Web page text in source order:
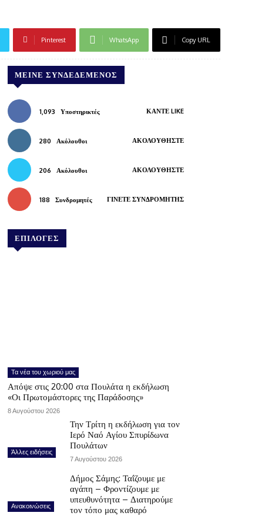
Pinterest WhatsApp Copy URL
ΜΕΊΝΕ ΣΥΝΔΕΔΕΜΈΝΟΣ
1,093 Υποστηρικτές ΚΆΝΤΕ LIKE
280 Ακόλουθοι ΑΚΟΛΟΥΘΉΣΤΕ
206 Ακόλουθοι ΑΚΟΛΟΥΘΉΣΤΕ
188 Συνδρομητές ΓΊΝΕΤΕ ΣΥΝΔΡΟΜΗΤΉΣ
ΕΠΙΛΟΓΕΣ
Τα νέα του χωριού μας
Απόψε στις 20:00 στα Πουλάτα η εκδήλωση
«Οι Πρωτομάστορες της Παράδοσης»
8 Αυγούστου 2026
Άλλες ειδήσεις
Την Τρίτη η εκδήλωση για τον
Ιερό Ναό Αγίου Σπυρίδωνα
Πουλάτων
7 Αυγούστου 2026
Ανακοινώσεις
Δήμος Σάμης: Ταΐζουμε με
αγάπη – Φροντίζουμε με
υπευθυνότητα – Διατηρούμε
τον τόπο μας καθαρό